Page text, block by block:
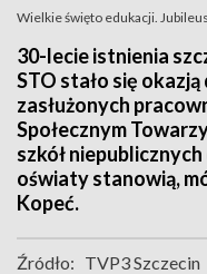
Wielkie święto edukacji.
30-lecie istnienia
STO stało się
zasłużonych
Społecznym
szkół
oświaty stanowią,
Kopeć.
Źródło: TVP3 Szczecin